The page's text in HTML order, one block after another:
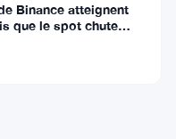
Binance atteignent
que le spot chute